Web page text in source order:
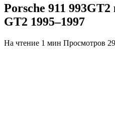
Porsche 911
GT2 1995–1997
На чтение 1 мин Просмотров